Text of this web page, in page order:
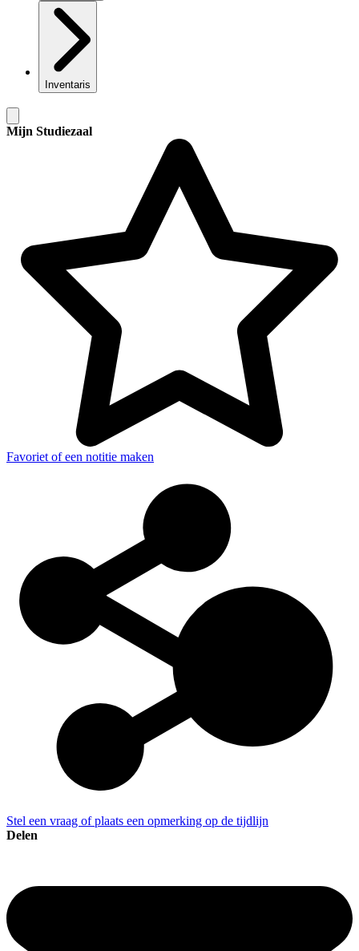
Inventaris
Mijn Studiezaal
Favoriet of een notitie maken
Stel een vraag of plaats een opmerking op de tijdlijn
Delen